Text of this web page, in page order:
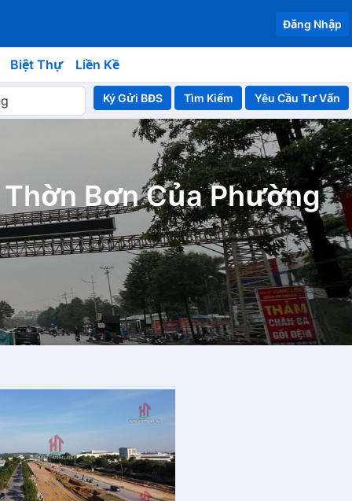
Đăng Nhập
Biệt Thự Liền Kề
Ký Gửi BĐS Yêu Cầu Tư Vấn
Bơn Của Phường